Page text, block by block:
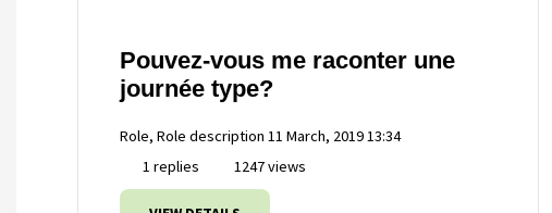
Pouvez-vous me raconter une
journée type?
Role, Role description 11 March, 2019 13:34
1 replies
1247 views